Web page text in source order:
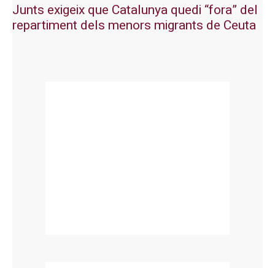
Junts exigeix que Catalunya quedi “fora” del
repartiment dels menors migrants de Ceuta